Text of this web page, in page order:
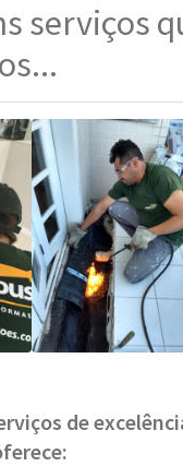
serviços
de